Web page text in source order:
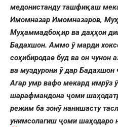
медонистанду ташфиқаш
Имомназар Имомназаров,
Муҳаммадбоқир ва даҳҳои
Бадахшон. Аммо ӯ марди
соҳибиродае буд ва он чунон
ва муздурони ӯ дар
Агар умр вафо мекард имрӯз
шарафмандона ҷоми
режим ба зонӯ нанишасту
унимсолагиш ҷоми шаҳодаро